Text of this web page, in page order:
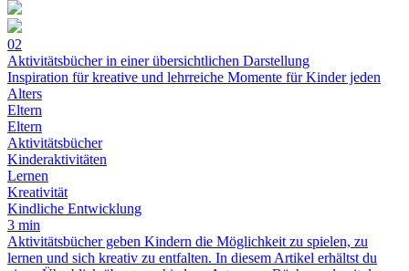
02
Aktivitätsbücher in einer übersichtlichen Darstellung
Inspiration für kreative und lehrreiche Momente für Kinder jeden
Alters
Eltern
Eltern
Aktivitätsbücher
Kinderaktivitäten
Lernen
Kreativität
Kindliche Entwicklung
3 min
Aktivitätsbücher geben Kindern die Möglichkeit zu spielen, zu
lernen und sich kreativ zu entfalten. In diesem Artikel erhältst du